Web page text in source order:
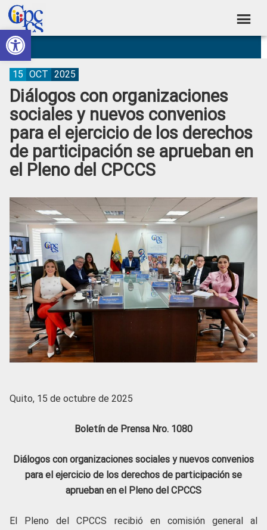
Abrir barra de herramientas
Skip
to
primary
navigation
Skip
to
main
content
Skip
to
primary
sidebar
Skip
to
footer
Consejo
de
Participación
Ciudadana
Control
Social
Construyendo
Poder
Ciudadano
Diálogos con organizaciones
sociales y nuevos convenios
para el ejercicio de los derechos
de participación se aprueban en
el Pleno del CPCCS
15 OCT 2025
Quito, 15 de octubre de 2025
Boletín de Prensa Nro. 1080
Diálogos con organizaciones sociales y nuevos convenios
para el ejercicio de los derechos de participación se
aprueban en el Pleno del CPCCS
El Pleno del CPCCS recibió en comisión general al